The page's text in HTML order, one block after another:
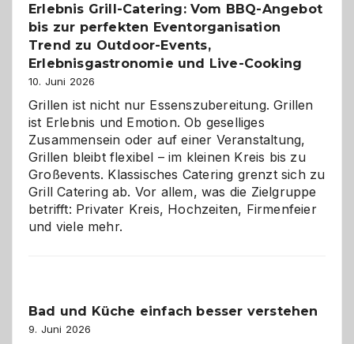
Erlebnis Grill-Catering: Vom BBQ-Angebot
bis zur perfekten Eventorganisation
Trend zu Outdoor-Events,
Erlebnisgastronomie und Live-Cooking
10. Juni 2026
Grillen ist nicht nur Essenszubereitung. Grillen
ist Erlebnis und Emotion. Ob geselliges
Zusammensein oder auf einer Veranstaltung,
Grillen bleibt flexibel – im kleinen Kreis bis zu
Großevents. Klassisches Catering grenzt sich zu
Grill Catering ab. Vor allem, was die Zielgruppe
betrifft: Privater Kreis, Hochzeiten, Firmenfeier
und viele mehr.
Bad und Küche einfach besser verstehen
9. Juni 2026